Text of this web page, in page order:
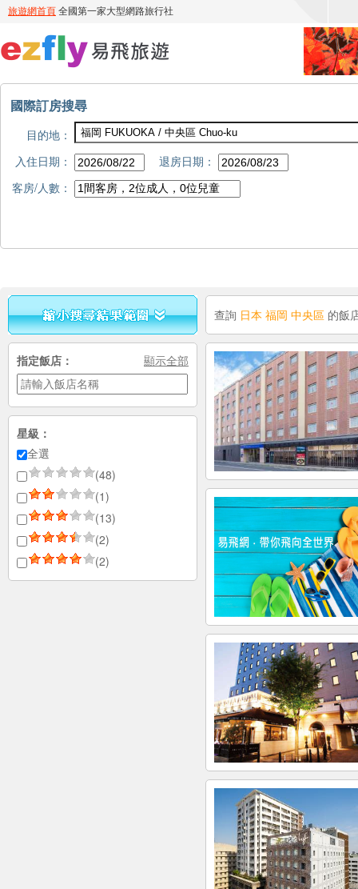
國際訂房搜尋
目的地：
入住日期：
退房日期：
客房/人數：
指定飯店： 顯示全部
星級：
全選
(48)
(1)
(13)
(2)
(2)
查詢 日本 福岡 中央區 的飯